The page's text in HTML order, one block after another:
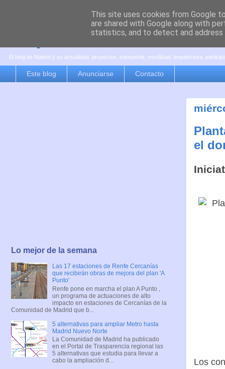
es por madrid
El blog de Madrid y su actualidad, proyectos, transporte, movilidad, arquitectura,
Este blog Anunciarse Contacto
el
Los
Lo mejor de la semana
Las 17 estaciones de Renfe Cercanías
que recibirán obras de mejora del plan 'A
Punto'
Renfe pone en marcha el plan A Punto ,
un programa de actuaciones de alto
impacto en estaciones de Cercanías de la
Comunidad de Madrid que b...
5 alternativas para ampliar Metro hasta
Madrid Nuevo Norte
La Comunidad de Madrid ha publicado
en el Portal de Trasparencia regional las
5 alternativas que estudia para llevar a
cabo la ampliación d...
This site uses cookies from Google
are shared with Google along with
statistics, and to detect and address